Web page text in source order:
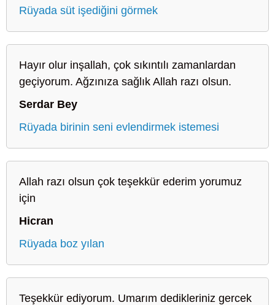
Rüyada süt işediğini görmek
Hayır olur inşallah, çok sıkıntılı zamanlardan
geçiyorum. Ağzınıza sağlık Allah razı olsun.
Serdar Bey
Rüyada birinin seni evlendirmek istemesi
Allah razı olsun çok teşekkür ederim yorumuz
için
Hicran
Rüyada boz yılan
Teşekkür ediyorum. Umarım dedikleriniz gercek